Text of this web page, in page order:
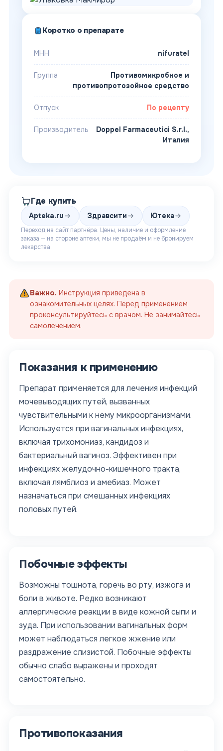
Коротко о препарате
МНН nifuratel
Группа
Противомикробное и
противопротозойное средство
Отпуск По рецепту
Производитель
Doppel Farmaceutici S.r.l.,
Италия
Где купить
Apteka.ru Здравсити Ютека
Переход на сайт партнёра. Цены, наличие и оформление
заказа — на стороне аптеки, мы не продаём и не бронируем
лекарства.
Важно. Инструкция приведена в
ознакомительных целях. Перед применением
проконсультируйтесь с врачом. Не занимайтесь
самолечением.
Показания к применению
Препарат применяется для лечения инфекций
мочевыводящих путей, вызванных
чувствительными к нему микроорганизмами.
Используется при вагинальных инфекциях,
включая трихомониаз, кандидоз и
бактериальный вагиноз. Эффективен при
инфекциях желудочно-кишечного тракта,
включая лямблиоз и амебиаз. Может
назначаться при смешанных инфекциях
половых путей.
Побочные эффекты
Возможны тошнота, горечь во рту, изжога и
боли в животе. Редко возникают
аллергические реакции в виде кожной сыпи и
зуда. При использовании вагинальных форм
может наблюдаться легкое жжение или
раздражение слизистой. Побочные эффекты
обычно слабо выражены и проходят
самостоятельно.
Противопоказания